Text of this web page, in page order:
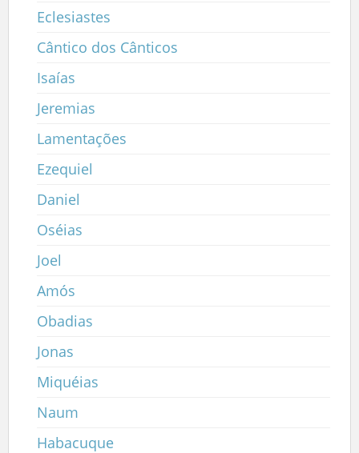
Eclesiastes
Cântico dos Cânticos
Isaías
Jeremias
Lamentações
Ezequiel
Daniel
Oséias
Joel
Amós
Obadias
Jonas
Miquéias
Naum
Habacuque